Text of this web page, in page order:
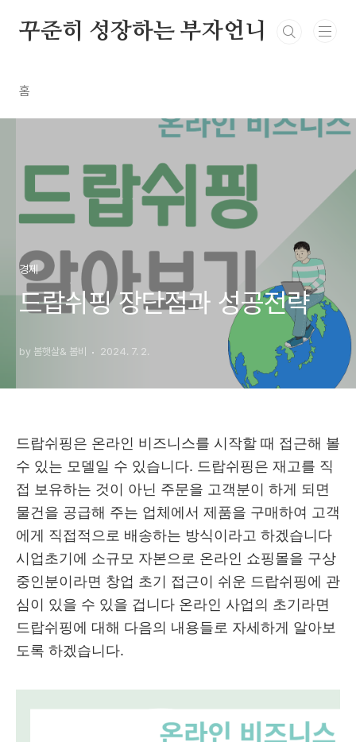
꾸준히 성장하는 부자언니
홈
경제
드랍쉬핑 장단점과 성공전략
by 봄햇살& 봄비 2024. 7. 2.
드랍쉬핑은 온라인 비즈니스를 시작할 때 접근해 볼
수 있는 모델일 수 있습니다. 드랍쉬핑은 재고를 직
접 보유하는 것이 아닌 주문을 고객분이 하게 되면
물건을 공급해 주는 업체에서 제품을 구매하여 고객
에게 직접적으로 배송하는 방식이라고 하겠습니다
시업초기에 소규모 자본으로 온라인 쇼핑몰을 구상
중인분이라면 창업 초기 접근이 쉬운 드랍쉬핑에 관
심이 있을 수 있을 겁니다 온라인 사업의 초기라면
드랍쉬핑에 대해 다음의 내용들로 자세하게 알아보
도록 하겠습니다.